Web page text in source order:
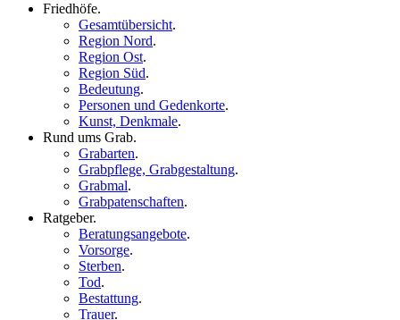
Friedhöfe.
Gesamtübersicht.
Region Nord.
Region Ost.
Region Süd.
Bedeutung.
Personen und Gedenkorte.
Kunst, Denkmale.
Rund ums Grab.
Grabarten.
Grabpflege, Grabgestaltung.
Grabmal.
Grabpatenschaften.
Ratgeber.
Beratungsangebote.
Vorsorge.
Sterben.
Tod.
Bestattung.
Trauer.